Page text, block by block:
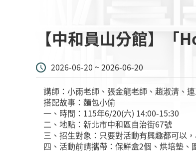
【中和員山分館】
2026-06-20 ~ 2026-06-20
講師：小雨老師、張金龍老師、趙淑清、
搭配故事：麵包小偷
一、時間：115年6/20(六) 14:00-15:30
二、地點：新北市中和區自治街67號
三、招生對象：只要對活動有興趣都可以
四、活動前請攜帶：保鮮盒2個、烘培墊